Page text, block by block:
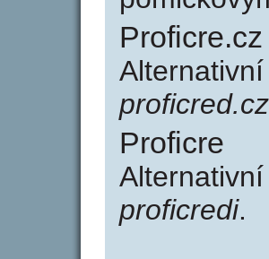
Proficre.cz
Proficre
proficredi.